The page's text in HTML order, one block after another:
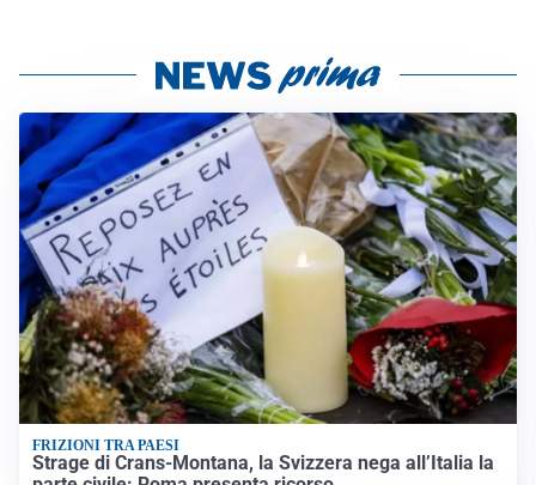
FRIZIONI TRA PAESI
Strage di Crans-Montana, la Svizzera nega all’Italia la